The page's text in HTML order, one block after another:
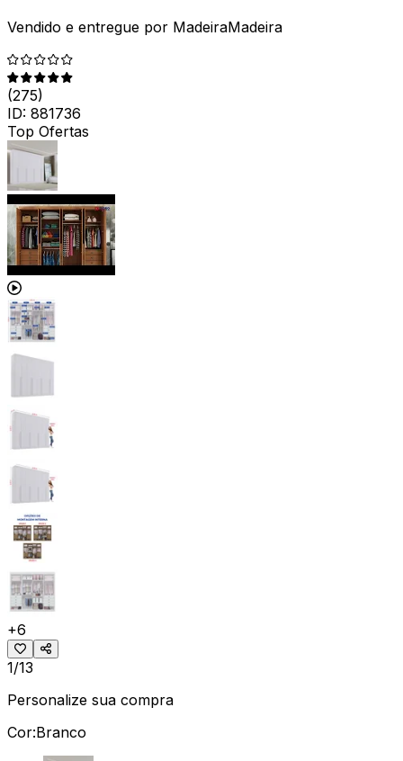
Vendido e entregue por MadeiraMadeira
(275)
ID: 881736
Top Ofertas
+6
1/13
Personalize sua compra
Cor:Branco